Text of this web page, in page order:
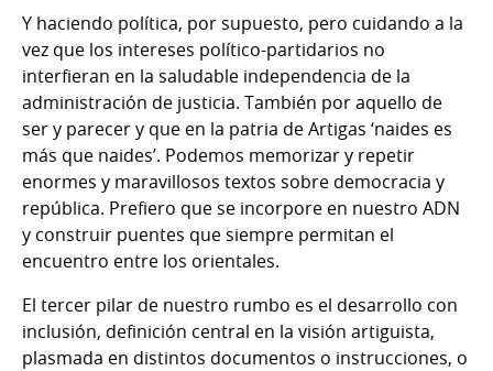
Y haciendo política, por supuesto, pero cuidando a la
vez que los intereses político-partidarios no
interfieran en la saludable independencia de la
administración de justicia. También por aquello de
ser y parecer y que en la patria de Artigas ‘naides es
más que naides’. Podemos memorizar y repetir
enormes y maravillosos textos sobre democracia y
república. Prefiero que se incorpore en nuestro ADN
y construir puentes que siempre permitan el
encuentro entre los orientales.
El tercer pilar de nuestro rumbo es el desarrollo con
inclusión, definición central en la visión artiguista,
plasmada en distintos documentos o instrucciones, o